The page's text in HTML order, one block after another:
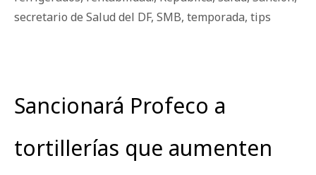
secretario de Salud del DF, SMB, temporada, tips
Sancionará Profeco a
tortillerías que aumenten